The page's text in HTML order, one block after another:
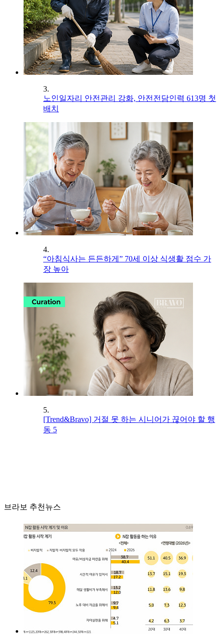
3.
노인일자리 안전관리 강화, 안전전담인력 613명 첫
배치
4.
“아침식사는 든든하게” 70세 이상 식생활 점수 가
장 높아
5.
[Trend&Bravo] 거절 못 하는 시니어가 끊어야 할 행
동 5
브라보 추천뉴스